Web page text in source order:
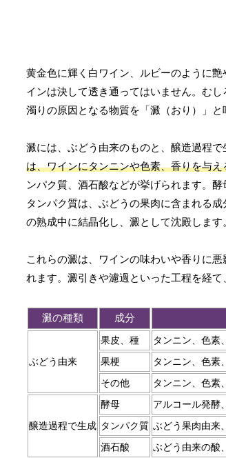
黄金色に輝く白ワイン、ルビーのように
インは決して透き通ってはいません。む
濁りの原因となる物質を「澱（おり）」と
澱には、ぶどう由来のものと、醸造過程で
は、ワインにタンニンや色素、香りを与
ンパク質、酒石酸などが挙げられます。
タンパク質は、ぶどうの果肉に含まれる
の熟成中に結晶化し、澱として沈殿します
これらの澱は、ワインの味わいや香りに
れます。澱引きや濾過といった工程を経
澱の種類 成分
ぶどう由来
果皮、種 タンニン、色素
果梗 タンニン、色素
その他 タンニン、色素
醸造過程で生成
酵母 アルコール発酵
タンパク質 ぶどう果肉由来
酒石酸 ぶどう由来の酸